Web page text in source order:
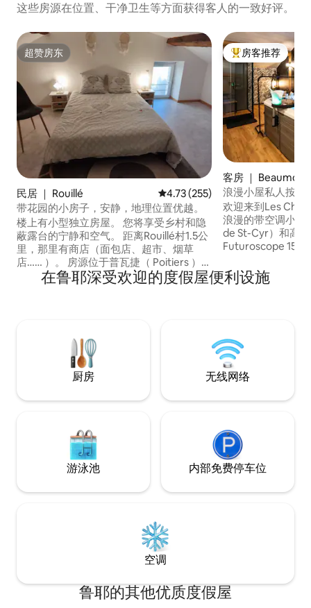
这些房源在位置、干净卫生等方面获得客人的一致好评。
超赞房东
超赞房东
民居 ｜ Rouillé 平均评分 4.73 分（满分 5 分），
4.73 (255)
带花园的小房子，安静，地理位置优越。
楼上有小型独立房屋。 您将享受乡村和隐
蔽露台的宁静和空气。 距离Rouillé村1.5公
里，那里有商店（面包店、超市、烟草
店…… ）。 房源位于普瓦捷（ Poitiers ）
（ 30分钟车程）和Niort （ 30分钟车程）
之间。 Futuescope距离40分钟，距离大
床伞和儿童椅。 我们会说英语：英语
热门「房客推荐」
房客推荐
客房 ｜
r
浪漫小屋私人按摩
钟
欢迎来到Les
浪漫的带空调小屋
de St-Cyr）和高
Futuroscope 15分
Netflix、Prime……
的舒适空间，旨在
光。
在鲁耶深受欢迎的度假屋便利设施
厨房 无线网络
游泳池 内部免费停车位
空调
鲁耶的其他优质度假屋